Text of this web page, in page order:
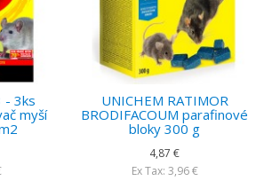
- 3ks
myší
UNICHEM RATIMOR
BRODIFACOUM parafinové
bloky 300 g
4,87 €
Ex Tax: 3,96 €